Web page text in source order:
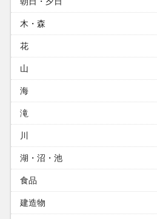
木・森
花
山
海
滝
川
湖・沼・池
食品
建造物